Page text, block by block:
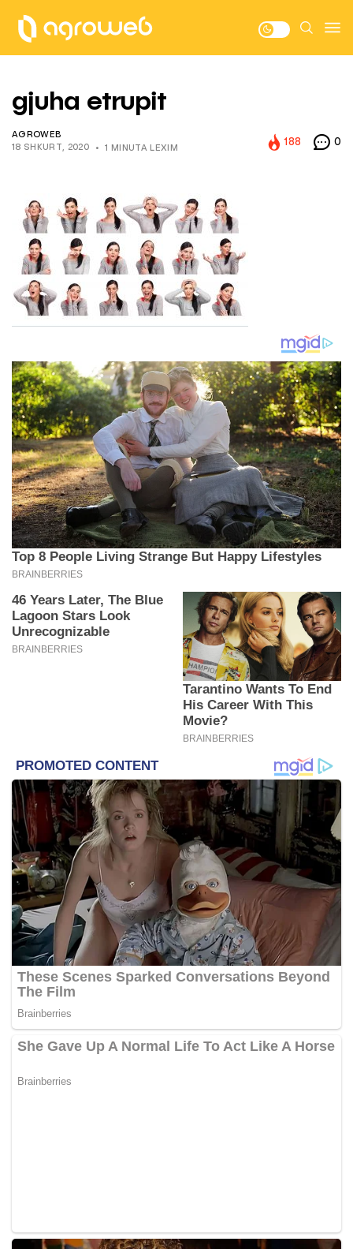
gjuha etrupit
AGROWEB
18 SHKURT, 2020
1 MINUTA LEXIM
188 0